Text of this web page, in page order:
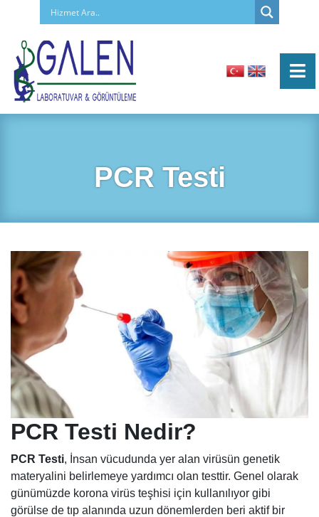
PCR Testi
PCR Testi Nedir?
PCR Testi, İnsan vücudunda yer alan virüsün genetik
materyalini belirlemeye yardımcı olan testtir. Genel olarak
günümüzde korona virüs teşhisi için kullanılıyor gibi
görülse de tıp alanında uzun dönemlerden beri aktif bir